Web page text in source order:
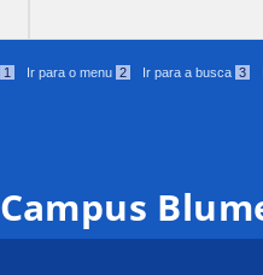
1 Ir para o menu 2 Ir para a busca 3
Campus